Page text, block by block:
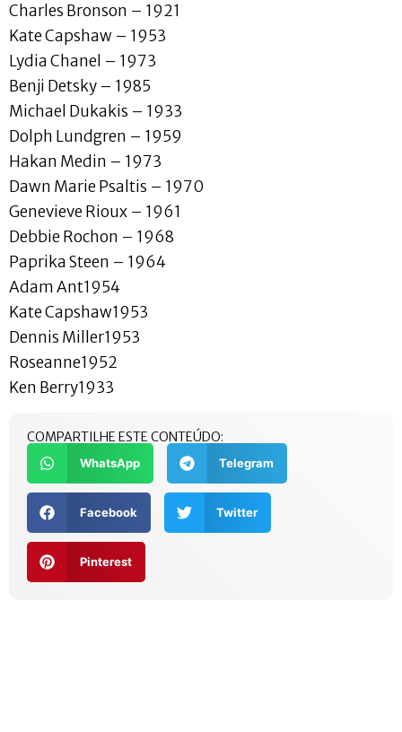
Charles Bronson – 1921
Kate Capshaw – 1953
Lydia Chanel – 1973
Benji Detsky – 1985
Michael Dukakis – 1933
Dolph Lundgren – 1959
Hakan Medin – 1973
Dawn Marie Psaltis – 1970
Genevieve Rioux – 1961
Debbie Rochon – 1968
Paprika Steen – 1964
Adam Ant1954
Kate Capshaw1953
Dennis Miller1953
Roseanne1952
Ken Berry1933
COMPARTILHE ESTE CONTEÚDO:
WhatsApp Telegram
Facebook Twitter
Pinterest